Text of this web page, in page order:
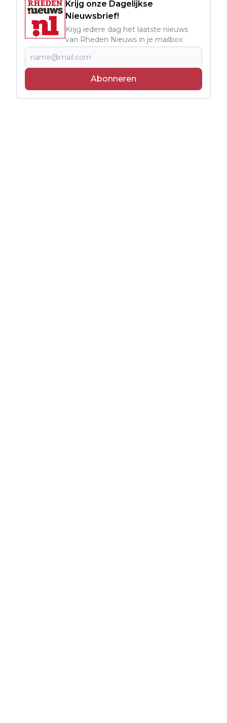
Krijg onze Dagelijkse
Nieuwsbrief!
Krijg iedere dag het laatste nieuws
van Rheden Nieuws in je mailbox
Abonneren